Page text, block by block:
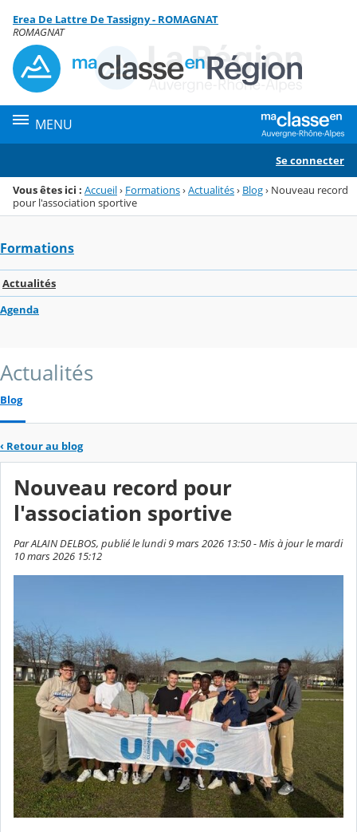
Menu de la rubrique
Contenu
Erea De Lattre De Tassigny - ROMAGNAT
ROMAGNAT
MENU
Se connecter
Vous êtes ici : Accueil› Formations›Actualités› Blog› Nouveau record
pour l'association sportive
Formations
Actualités
Agenda
Actualités
Blog
‹ Retour au blog
Nouveau record pour
l'association sportive
Par ALAIN DELBOS, publié le lundi 9 mars 2026 13:50 - Mis à jour le mardi
10 mars 2026 15:12